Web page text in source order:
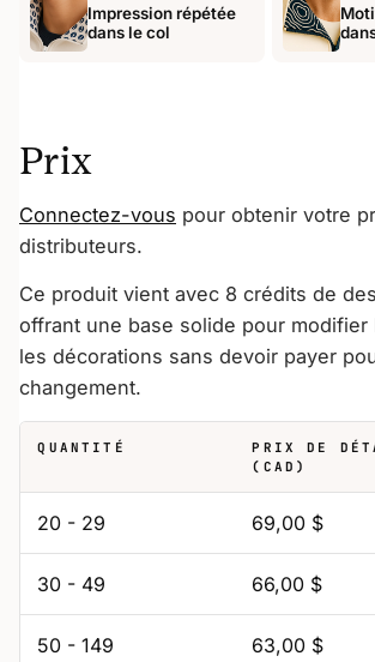
Impression répétée
dans le col
Prix
Connectez-vous pour obtenir votre
distributeurs.
Ce produit vient avec 8 crédits de
offrant une base solide pour
les décorations sans devoir payer
changement.
QUANTITÉ
PRIX DE
(CAD)
20 - 29 69,00 $
30 - 49 66,00 $
50 - 149 63,00 $